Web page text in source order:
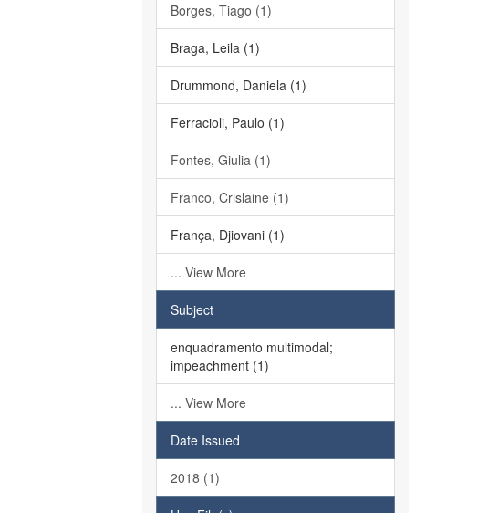
Borges, Tiago (1)
Braga, Leila (1)
Drummond, Daniela (1)
Ferracioli, Paulo (1)
Fontes, Giulia (1)
Franco, Crislaine (1)
França, Djiovani (1)
... View More
Subject
enquadramento multimodal;
impeachment (1)
... View More
Date Issued
2018 (1)